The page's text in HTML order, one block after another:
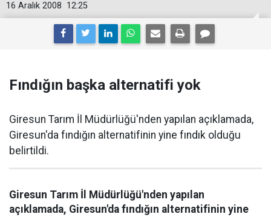
12:25
16 Aralık 2008
Fındığın başka alternatifi yok
Giresun Tarım İl Müdürlüğü'nden yapılan açıklamada,
Giresun'da fındığın alternatifinin yine fındık olduğu
belirtildi.
Giresun Tarım İl Müdürlüğü'nden yapılan
açıklamada, Giresun'da fındığın alternatifinin yine